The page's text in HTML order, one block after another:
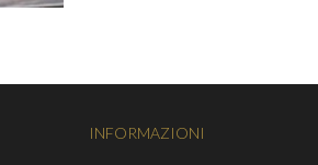
INFORMAZIONI